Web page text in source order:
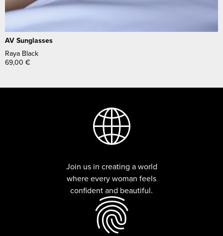
AV Sunglasses
Raya Black
69,00 €
Join us in creating a world
where every woman feels
confident and beautiful.